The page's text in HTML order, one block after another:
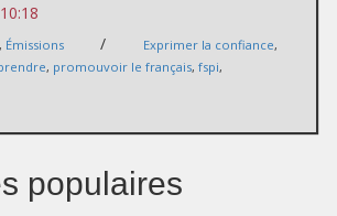
, Émissions / Exprimer la confiance,
, promouvoir le français, fspi,
populaires